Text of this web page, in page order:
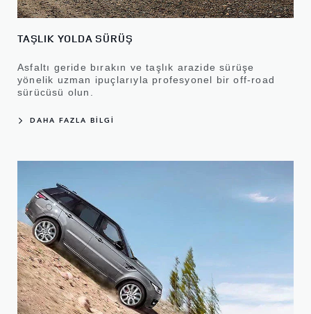
TAŞLIK YOLDA SÜRÜŞ
Asfaltı geride bırakın ve taşlık arazide sürüşe
yönelik uzman ipuçlarıyla profesyonel bir off-road
sürücüsü olun.
DAHA FAZLA BİLGİ